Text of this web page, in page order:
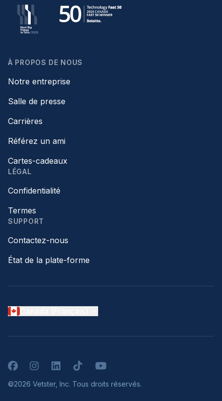
À PROPOS DE NOUS
Notre entreprise
Salle de presse
Carrières
Référez un ami
Cartes-cadeaux
LÉGAL
Confidentialité
Termes
SUPPORT
Contactez-nous
État de la plate-forme
FacebookInstagramLinkedInTikTokYouTube
©2026 Vetster, Inc. Tous droits réservés.